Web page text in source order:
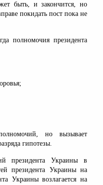
быть, и закончится, но
покидать пост пока не
полномочия президента
но вызывает
гипотезы.
президента Украины в
президента Украины на
Украины возлагается на